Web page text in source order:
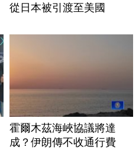
從日本被引渡至美國
霍爾木茲海峽協議將達
成？伊朗傳不收通行費